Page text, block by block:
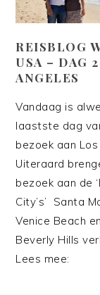
REISBLOG
USA – DAG
ANGELES
Vandaag is
laastste dag
bezoek aan
Uiteraard
bezoek aan de
City’s’ Santa
Venice Beach
Beverly Hills
Lees mee: